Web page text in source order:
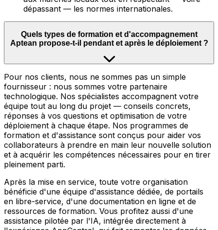
dépassant — les normes internationales.
Quels types de formation et d'accompagnement
Aptean propose-t-il pendant et après le déploiement ?
Pour nos clients, nous ne sommes pas un simple
fournisseur : nous sommes votre partenaire
technologique. Nos spécialistes accompagnent votre
équipe tout au long du projet — conseils concrets,
réponses à vos questions et optimisation de votre
déploiement à chaque étape. Nos programmes de
formation et d'assistance sont conçus pour aider vos
collaborateurs à prendre en main leur nouvelle solution
et à acquérir les compétences nécessaires pour en tirer
pleinement parti.
Après la mise en service, toute votre organisation
bénéficie d'une équipe d'assistance dédiée, de portails
en libre-service, d'une documentation en ligne et de
ressources de formation. Vous profitez aussi d'une
assistance pilotée par l'IA, intégrée directement à